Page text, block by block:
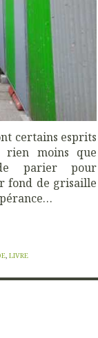
certains esprits
rien moins que
parier pour
fond de grisaille
, LIVRE